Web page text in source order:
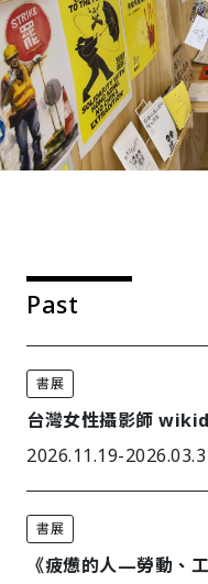
Past
書展
台灣女性攝影師
2026.11.19-
書展
《疲憊的人—勞動、